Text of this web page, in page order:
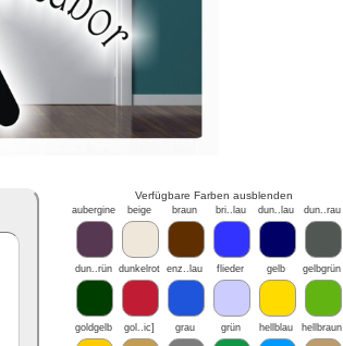
Verfügbare Farben ausblenden
aubergine beige braun bri..lau dun..lau dun..rau
dun..rün dunkelrot enz..lau flieder gelb gelbgrün
goldgelb gol..ic] grau grün hellblau hellbraun